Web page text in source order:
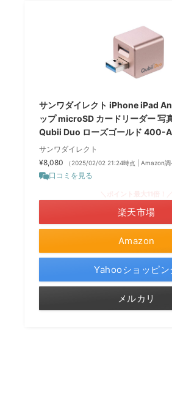
サンワダイレクト iPhone iPad
ップ microSD カードリーダー 写
Qubii Duo ローズゴールド 400-
サンワダイレクト
¥8,080
（2025/02/02 21:24時点 | Amazon調
口コミを見る
Amazon
楽天市場
Yahooショッピン
メルカリ